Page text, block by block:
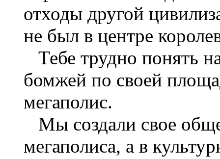
отходы другой
не был в центре
Тебе трудно понять
бомжей по своей
мегаполис.
Мы создали свое
мегаполиса, а в